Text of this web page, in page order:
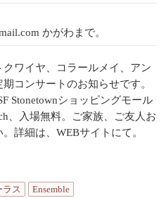
かがわまで。
ワイヤ、コラールメイ、アン
コンサートのお知らせです。
Stonetownショッピングモール
、入場無料。ご家族、ご友人お
詳細は、WEBサイトにて。
ラス Ensemble